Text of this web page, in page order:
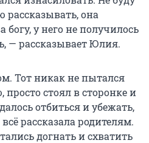
рассказывать, она
у него не получилось
— рассказывает Юлия.
Тот никак не пытался
стоял в сторонке и
отбиться и убежать,
рассказала родителям.
догнать и схватить